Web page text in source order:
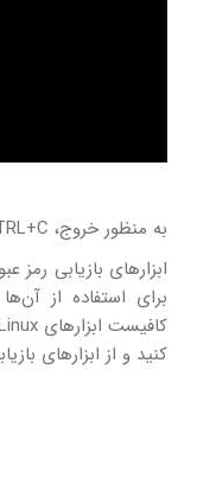
به منظور خروج، CTRL+C را فشار دهید.
کنید و از ابزارهای